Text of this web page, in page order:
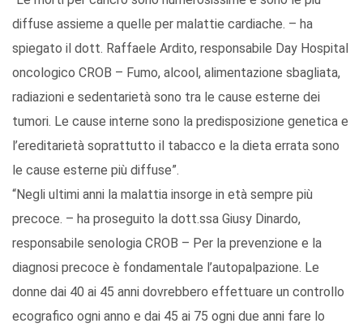
diffuse assieme a quelle per malattie cardiache. – ha
spiegato il dott. Raffaele Ardito, responsabile Day Hospital
oncologico CROB – Fumo, alcool, alimentazione sbagliata,
radiazioni e sedentarietà sono tra le cause esterne dei
tumori. Le cause interne sono la predisposizione genetica e
l’ereditarietà soprattutto il tabacco e la dieta errata sono
le cause esterne più diffuse”.
“Negli ultimi anni la malattia insorge in età sempre più
precoce. – ha proseguito la dott.ssa Giusy Dinardo,
responsabile senologia CROB – Per la prevenzione e la
diagnosi precoce è fondamentale l’autopalpazione. Le
donne dai 40 ai 45 anni dovrebbero effettuare un controllo
ecografico ogni anno e dai 45 ai 75 ogni due anni fare lo